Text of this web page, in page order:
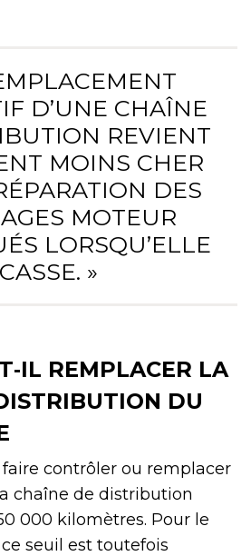
D’UNE CHAÎNE
REVIENT
MOINS CHER
DES
MOTEUR
LORSQU’ELLE
CASSE. »
REMPLACER LA
DU
contrôler ou remplacer
chaîne de distribution
000 kilomètres. Pour le
ce seuil est toutefois